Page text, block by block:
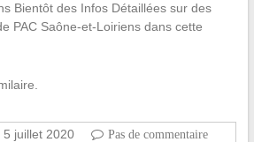
Bientôt des Infos Détaillées sur des
PAC Saône-et-Loiriens dans cette
5 juillet 2020 Pas de commentaire